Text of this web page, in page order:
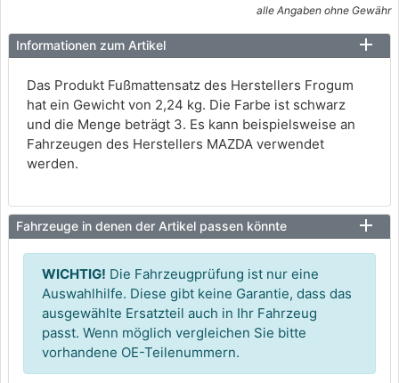
alle Angaben ohne Gewähr
Informationen zum Artikel
Das Produkt Fußmattensatz des Herstellers Frogum
hat ein Gewicht von 2,24 kg. Die Farbe ist schwarz
und die Menge beträgt 3. Es kann beispielsweise an
Fahrzeugen des Herstellers MAZDA verwendet
werden.
Fahrzeuge in denen der Artikel passen könnte
WICHTIG! Die Fahrzeugprüfung ist nur eine
Auswahlhilfe. Diese gibt keine Garantie, dass das
ausgewählte Ersatzteil auch in Ihr Fahrzeug
passt. Wenn möglich vergleichen Sie bitte
vorhandene OE-Teilenummern.